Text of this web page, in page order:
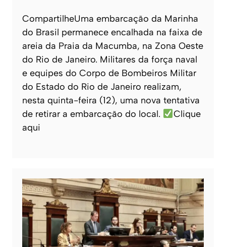
CompartilheUma embarcação da Marinha
do Brasil permanece encalhada na faixa de
areia da Praia da Macumba, na Zona Oeste
do Rio de Janeiro. Militares da força naval
e equipes do Corpo de Bombeiros Militar
do Estado do Rio de Janeiro realizam,
nesta quinta-feira (12), uma nova tentativa
de retirar a embarcação do local.
Clique
aqui